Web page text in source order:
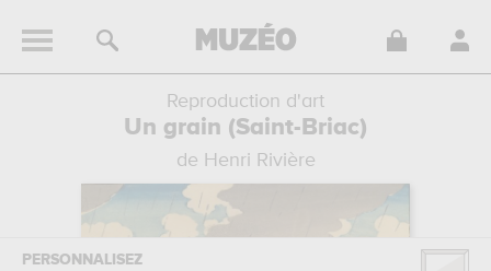
Reproduction d'art
Un grain (Saint-Briac)
de Henri Rivière
PERSONNALISEZ